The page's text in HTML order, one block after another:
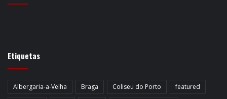
Etiquetas
Albergaria-a-Velha Braga Coliseu do Porto
featured